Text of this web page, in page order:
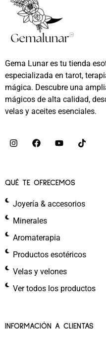
Gema Lunar es tu tienda
especializada en tarot,
mágica. Descubre una
mágicos de alta calidad,
velas y aceites esenciales.
QUÉ TE OFRECEMOS
Joyería & accesorios
Minerales
Aromaterapia
Productos esotéricos
Velas y velones
Ver todos los productos
INFORMACIÓN A CLIENTAS